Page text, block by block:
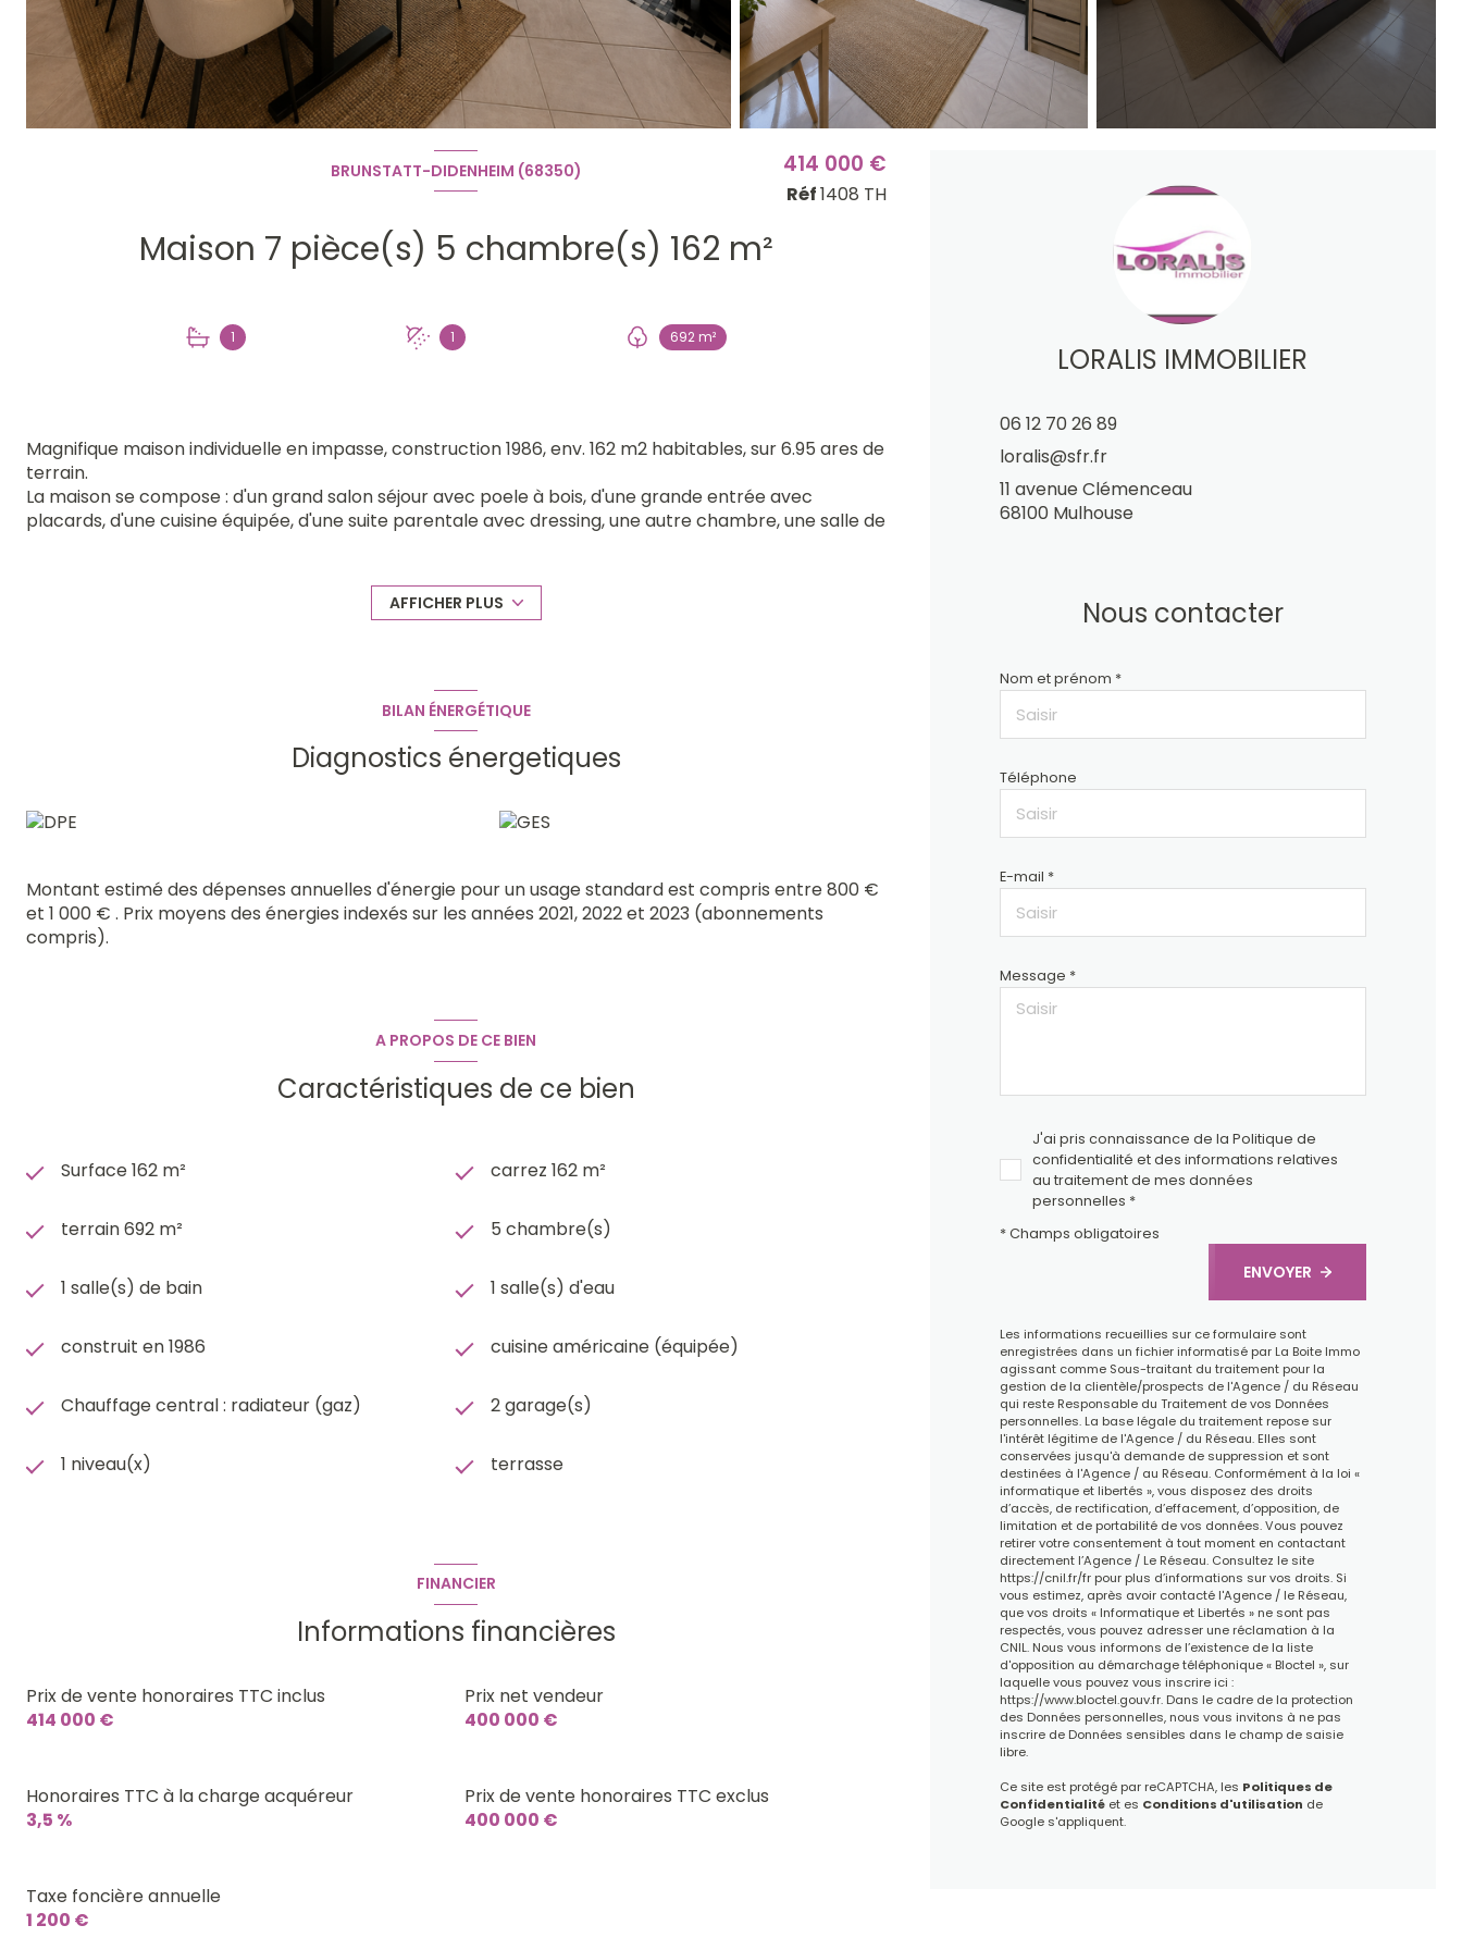
BRUNSTATT-DIDENHEIM (68350)
Maison 7 pièce(s) 5 chambre(s) 162 m²
1 1 692 m²
414 000 €
Réf1408 TH
Magnifique maison individuelle en impasse, construction 1986, env. 162 m2 habitables, sur 6.95 ares de
terrain.
La maison se compose : d'un grand salon séjour avec poele à bois, d'une grande entrée avec
placards, d'une cuisine équipée, d'une suite parentale avec dressing, une autre chambre, une salle de
Chauffage au gaz à condensation récent, un poele à bois, isolation intérieure, isolation toiture et
cave, triple vitrage récent, faibles consommations.
SITUATION AU CALME-EN IMPASSE-INTIMITE DANS LE JARDIN-PROCHE DES COMMODITES
AFFICHER PLUS
BILAN ÉNERGÉTIQUE
Diagnostics énergetiques
Montant estimé des dépenses annuelles d'énergie pour un usage standard est compris entre 800 €
et 1 000 € . Prix moyens des énergies indexés sur les années 2021, 2022 et 2023 (abonnements
compris).
A PROPOS DE CE BIEN
Caractéristiques de ce bien
Surface 162 m² carrez 162 m²
terrain 692 m² 5 chambre(s)
1 salle(s) de bain 1 salle(s) d'eau
construit en 1986 cuisine américaine (équipée)
Chauffage central : radiateur (gaz) 2 garage(s)
1 niveau(x) terrasse
FINANCIER
Informations financières
Prix de vente honoraires TTC inclus
414 000 €
Prix net vendeur
400 000 €
Prix de vente honoraires TTC exclus
400 000 €
Honoraires TTC à la charge acquéreur
3,5 %
Taxe foncière annuelle
1 200 €
LORALIS IMMOBILIER
06 12 70 26 89
loralis@sfr.fr
11 avenue Clémenceau
68100 Mulhouse
Nous contacter
Nom et prénom *
Téléphone
E-mail *
Message *
J'ai pris connaissance de la Politique de
confidentialité et des informations relatives
au traitement de mes données
personnelles *
* Champs obligatoires
ENVOYER
Les informations recueillies sur ce formulaire sont
enregistrées dans un fichier informatisé par La Boite Immo
agissant comme Sous-traitant du traitement pour la
gestion de la clientèle/prospects de l'Agence / du Réseau
qui reste Responsable du Traitement de vos Données
personnelles. La base légale du traitement repose sur
l'intérêt légitime de l'Agence / du Réseau. Elles sont
conservées jusqu'à demande de suppression et sont
destinées à l'Agence / au Réseau. Conformément à la loi «
informatique et libertés », vous disposez des droits
d’accès, de rectification, d’effacement, d’opposition, de
limitation et de portabilité de vos données. Vous pouvez
retirer votre consentement à tout moment en contactant
directement l’Agence / Le Réseau. Consultez le site
https://cnil.fr/frpour plus d’informations sur vos droits. Si
vous estimez, après avoir contacté l'Agence / le Réseau,
que vos droits « Informatique et Libertés » ne sont pas
respectés, vous pouvez adresser une réclamation à la
CNIL. Nous vous informons de l’existence de la liste
d'opposition au démarchage téléphonique « Bloctel », sur
laquelle vous pouvez vous inscrire ici :
https://www.bloctel.gouv.fr. Dans le cadre de la protection
des Données personnelles, nous vous invitons à ne pas
inscrire de Données sensibles dans le champ de saisie
libre.
Ce site est protégé par reCAPTCHA, les Politiques de
Confidentialitéet es Conditions d'utilisation de
Google s'appliquent.